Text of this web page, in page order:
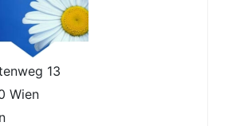
13
Wien